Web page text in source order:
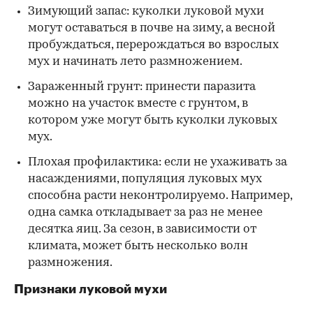
Зимующий запас: куколки луковой мухи
могут оставаться в почве на зиму, а весной
пробуждаться, перерождаться во взрослых
мух и начинать лето размножением.
Зараженный грунт: принести паразита
можно на участок вместе с грунтом, в
котором уже могут быть куколки луковых
мух.
Плохая профилактика: если не ухаживать за
насаждениями, популяция луковых мух
способна расти неконтролируемо. Например,
одна самка откладывает за раз не менее
десятка яиц. За сезон, в зависимости от
климата, может быть несколько волн
размножения.
Признаки луковой мухи